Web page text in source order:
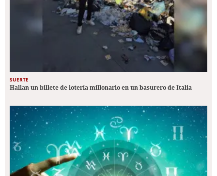
SUERTE
Hallan un billete de lotería millonario en un basurero de Italia